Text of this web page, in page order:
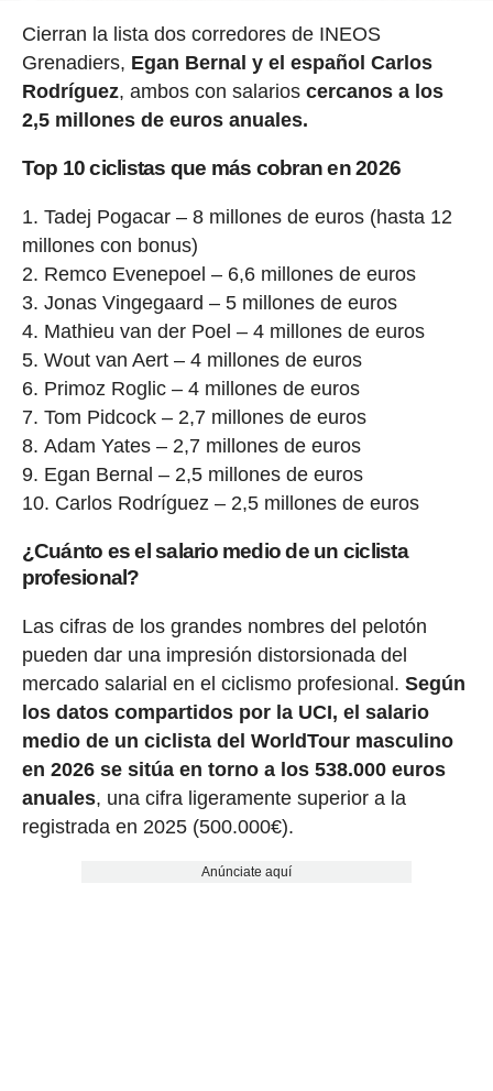
Cierran la lista dos corredores de INEOS
Grenadiers, Egan Bernal y el español Carlos
Rodríguez, ambos con salarios cercanos a los
2,5 millones de euros anuales.
Top 10 ciclistas que más cobran en 2026
Tadej Pogacar – 8 millones de euros (hasta 12
millones con bonus)
Remco Evenepoel – 6,6 millones de euros
Jonas Vingegaard – 5 millones de euros
Mathieu van der Poel – 4 millones de euros
Wout van Aert – 4 millones de euros
Primoz Roglic – 4 millones de euros
Tom Pidcock – 2,7 millones de euros
Adam Yates – 2,7 millones de euros
Egan Bernal – 2,5 millones de euros
Carlos Rodríguez – 2,5 millones de euros
¿Cuánto es el salario medio de un ciclista
profesional?
Las cifras de los grandes nombres del pelotón
pueden dar una impresión distorsionada del
mercado salarial en el ciclismo profesional. Según
los datos compartidos por la UCI, el salario
medio de un ciclista del WorldTour masculino
en 2026 se sitúa en torno a los 538.000 euros
anuales, una cifra ligeramente superior a la
registrada en 2025 (500.000€).
Anúnciate aquí